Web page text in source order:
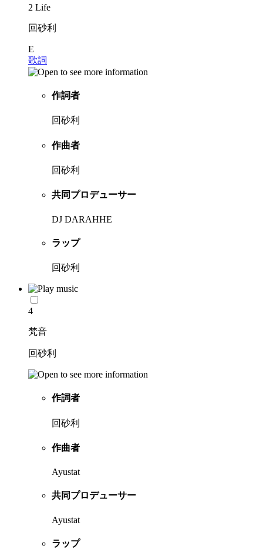
2 Life
回砂利
E
歌詞
作詞者
回砂利
作曲者
回砂利
共同プロデューサー
DJ DARAHHE
ラップ
回砂利
4
梵音
回砂利
作詞者
回砂利
作曲者
Ayustat
共同プロデューサー
Ayustat
ラップ